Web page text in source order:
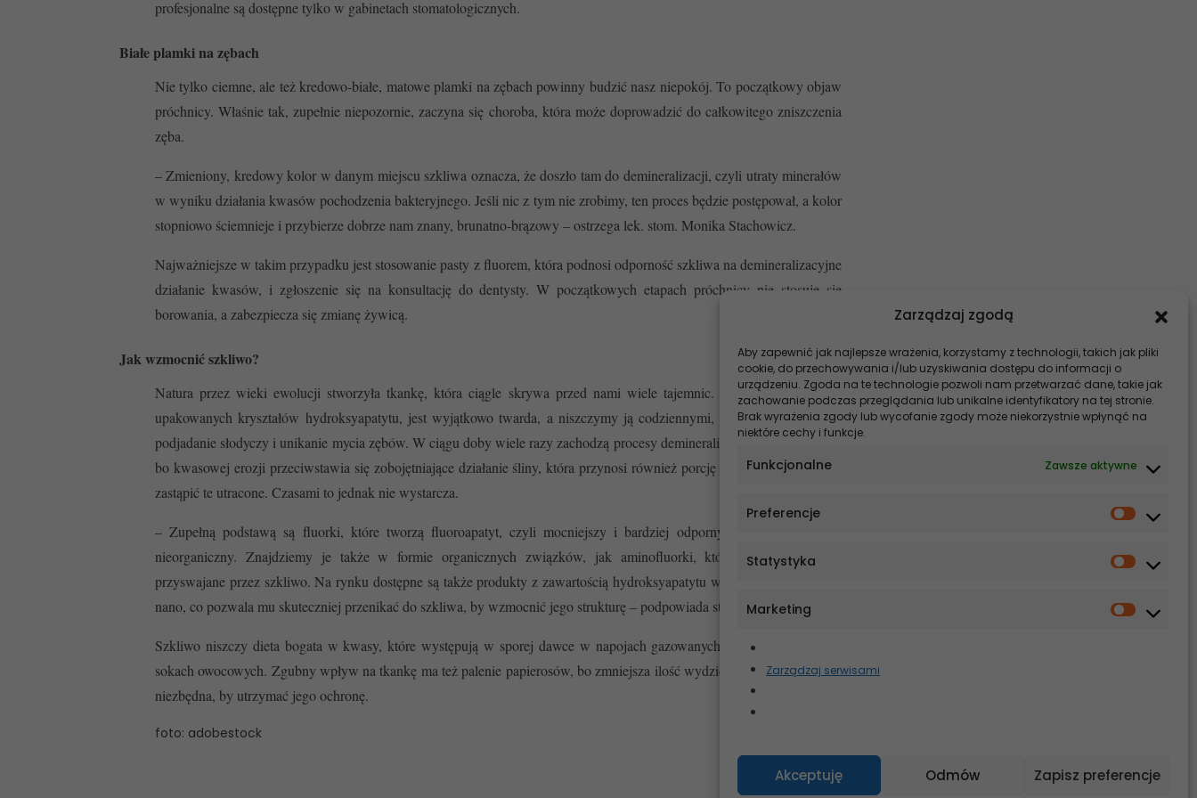
Zarządzaj zgodą
Aby zapewnić jak najlepsze wrażenia, korzystamy z technologii, takich jak pliki
cookie, do przechowywania i/lub uzyskiwania dostępu do informacji o
urządzeniu. Zgoda na te technologie pozwoli nam przetwarzać dane, takie jak
zachowanie podczas przeglądania lub unikalne identyfikatory na tej stronie.
Brak wyrażenia zgody lub wycofanie zgody może niekorzystnie wpłynąć na
niektóre cechy i funkcje.
Funkcjonalne Zawsze aktywne
Preferencje
Statystyka
Marketing
Zarządzaj serwisami
Akceptuję Odmów Zapisz preferencje
profesjonalne są dostępne tylko w gabinetach stomatologicznych.
Białe plamki na zębach
Nie tylko ciemne, ale też kredowo-białe, matowe plamki na zębach powinny budzić nasz niepokój. To początkowy objaw
próchnicy. Właśnie tak, zupełnie niepozornie, zaczyna się choroba, która może doprowadzić do całkowitego zniszczenia
zęba.
– Zmieniony, kredowy kolor w danym miejscu szkliwa oznacza, że doszło tam do demineralizacji, czyli utraty minerałów
w wyniku działania kwasów pochodzenia bakteryjnego. Jeśli nic z tym nie zrobimy, ten proces będzie postępował, a kolor
stopniowo ściemnieje i przybierze dobrze nam znany, brunatno-brązowy – ostrzega lek. stom. Monika Stachowicz.
Najważniejsze w takim przypadku jest stosowanie pasty z fluorem, która podnosi odporność szkliwa na demineralizacyjne
działanie kwasów, i zgłoszenie się na konsultację do dentysty. W początkowych etapach próchnicy nie stosuje się
borowania, a zabezpiecza się zmianę żywicą.
Jak wzmocnić szkliwo?
Natura przez wieki ewolucji stworzyła tkankę, która ciągle skrywa przed nami wiele tajemnic. Zbudowana z ciasno
upakowanych kryształów hydroksyapatytu, jest wyjątkowo twarda, a niszczymy ją codziennymi, złymi nawykami, jak
podjadanie słodyczy i unikanie mycia zębów. W ciągu doby wiele razy zachodzą procesy demineralizacji i remineralizacji,
bo kwasowej erozji przeciwstawia się zobojętniające działanie śliny, która przynosi również porcję minerałów mogących
zastąpić te utracone. Czasami to jednak nie wystarcza.
– Zupełną podstawą są fluorki, które tworzą fluoroapatyt, czyli mocniejszy i bardziej odporny na kwasy związek
nieorganiczny. Znajdziemy je także w formie organicznych związków, jak aminofluorki, które są jeszcze lepiej
przyswajane przez szkliwo. Na rynku dostępne są także produkty z zawartością hydroksyapatytu w różnych formach np.
nano, co pozwala mu skuteczniej przenikać do szkliwa, by wzmocnić jego strukturę – podpowiada stomatolog.
Szkliwo niszczy dieta bogata w kwasy, które występują w sporej dawce w napojach gazowanych, tzw. energetykach i
sokach owocowych. Zgubny wpływ na tkankę ma też palenie papierosów, bo zmniejsza ilość wydzielanej śliny, a jest ona
niezbędna, by utrzymać jego ochronę.
foto: adobestock